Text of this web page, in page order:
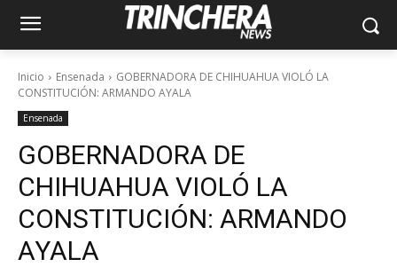
Inicio Ensenada
GOBERNADORA DE CHIHUAHUA VIOLÓ LA
CONSTITUCIÓN: ARMANDO AYALA
Ensenada
GOBERNADORA DE
CHIHUAHUA VIOLÓ LA
CONSTITUCIÓN: ARMANDO
AYALA